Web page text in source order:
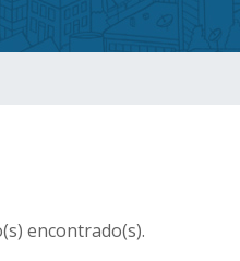
encontrado(s).